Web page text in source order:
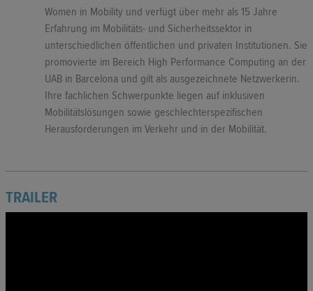
Women in Mobility und verfügt über mehr als 15 Jahre
Erfahrung im Mobilitäts- und Sicherheitssektor in
unterschiedlichen öffentlichen und privaten Institutionen. Sie
promovierte im Bereich High Performance Computing an der
UAB in Barcelona und gilt als ausgezeichnete Netzwerkerin.
Ihre fachlichen Schwerpunkte liegen auf inklusiven
Mobilitätslösungen sowie geschlechterspezifischen
Herausforderungen im Verkehr und in der Mobilität.
TRAILER